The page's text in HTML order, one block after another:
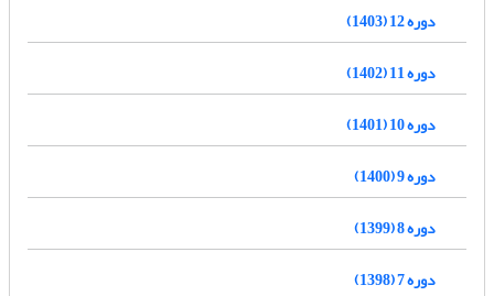
دوره 12 (1403)
دوره 11 (1402)
دوره 10 (1401)
دوره 9 (1400)
دوره 8 (1399)
دوره 7 (1398)